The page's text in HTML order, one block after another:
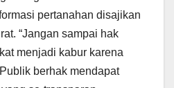
pertanahan disajikan
“Jangan sampai hak
menjadi kabur karena
berhak mendapat